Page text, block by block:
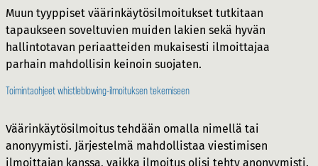
Muun tyyppiset väärinkäytösilmoitukset tutkitaan
tapaukseen soveltuvien muiden lakien sekä hyvän
hallintotavan periaatteiden mukaisesti ilmoittajaa
parhain mahdollisin keinoin suojaten.
Toimintaohjeet whistleblowing-ilmoituksen tekemiseen
Väärinkäytösilmoitus tehdään omalla nimellä tai
anonyymisti. Järjestelmä mahdollistaa viestimisen
ilmoittajan kanssa, vaikka ilmoitus olisi tehty anonyymisti.